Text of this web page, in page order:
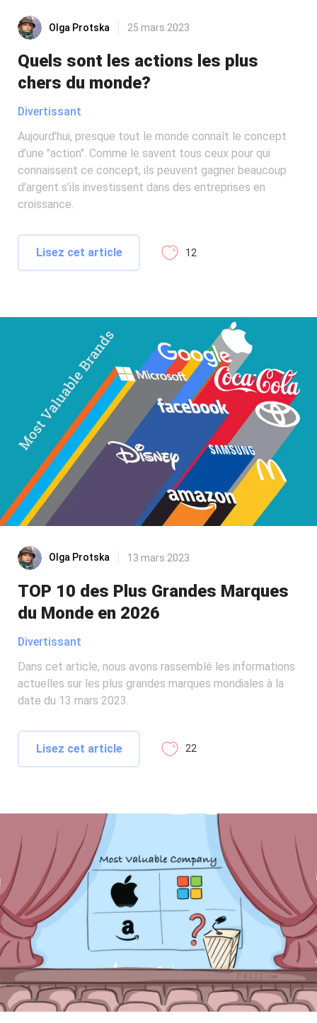
Olga Protska 25 mars 2023
Quels sont les actions les plus
chers du monde?
Divertissant
Aujourd'hui, presque tout le monde connaît le concept
d’une "action". Comme le savent tous ceux pour qui
connaissent ce concept, ils peuvent gagner beaucoup
d’argent s’ils investissent dans des entreprises en
croissance.
Lisez cet article 12
Olga Protska 13 mars 2023
TOP 10 des Plus Grandes Marques
du Monde en 2026
Divertissant
Dans cet article, nous avons rassemblé les informations
actuelles sur les plus grandes marques mondiales à la
date du 13 mars 2023.
Lisez cet article 22